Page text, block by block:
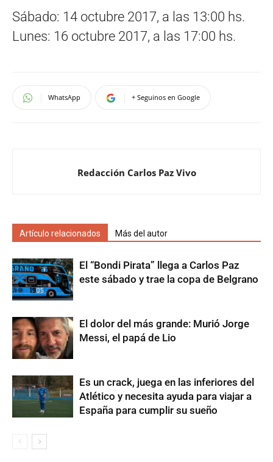
Sábado: 14 octubre 2017, a las 13:00 hs.
Lunes: 16 octubre 2017, a las 17:00 hs.
WhatsApp + Seguinos en Google
Redacción Carlos Paz Vivo
Artículo relacionados Más del autor
El “Bondi Pirata” llega a Carlos Paz
este sábado y trae la copa de Belgrano
El dolor del más grande: Murió Jorge
Messi, el papá de Lio
Es un crack, juega en las inferiores del
Atlético y necesita ayuda para viajar a
España para cumplir su sueño